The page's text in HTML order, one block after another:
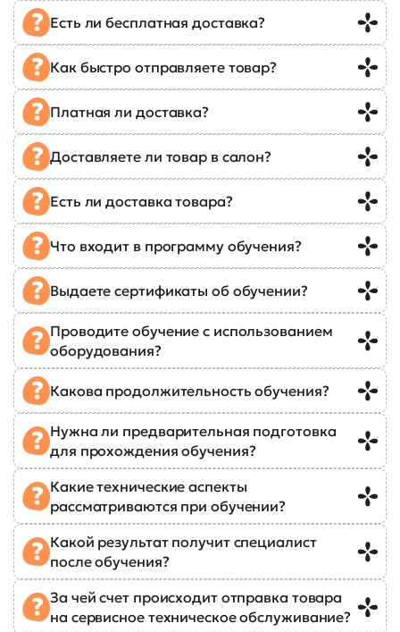
Есть ли бесплатная доставка?
Как быстро отправляете товар?
Платная ли доставка?
Доставляете ли товар в салон?
Есть ли доставка товара?
Что входит в программу обучения?
Выдаете сертификаты об обучении?
Проводите обучение с использованием
оборудования?
Какова продолжительность обучения?
Нужна ли предварительная подготовка
для прохождения обучения?
Какие технические аспекты
рассматриваются при обучении?
Какой результат получит специалист
после обучения?
За чей счет происходит отправка товара
на сервисное техническое обслуживание?